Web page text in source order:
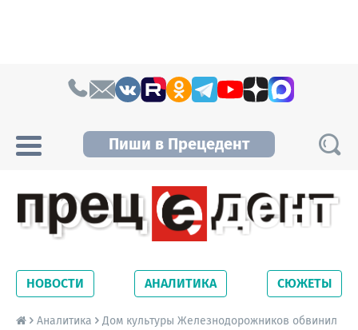
Пиши в Прецедент
Новосибирской области. Читайте свежие
новости на сайте сетевого издания
Precedent.
НОВОСТИ АНАЛИТИКА СЮЖЕТЫ
Аналитика
Дом культуры Железнодорожников обвинил